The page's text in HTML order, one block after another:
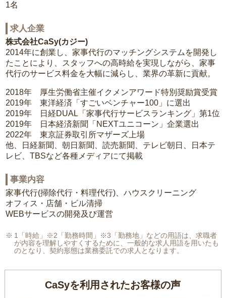
1名
求人企業
株式会社CaSy(カジー)
2014年に創業し、家事代行のマッチングシステムを開発し
たことにより、スタッフへの高時給を実現しながら、家事
代行のサービス料金を大幅に減らし、業界の革新に貢献。
2018年 厚生労働省主催イクメンアワード特別奨励賞受賞
2019年 東洋経済「すごいベンチャー100」に選出
2019年 日経DUAL「家事代行サービスランキング」第1位
2019年 日本経済新聞「NEXTユニコーン」企業選出
2022年 東京証券取引所マザーズ上場
他、日経新聞、朝日新聞、読売新聞、テレビ朝日、日本テ
レビ、TBSなど各種メディアにて掲載
事業内容
家事代行(掃除代行・料理代行)、ハウスクリーニング
オフィス・店舗・ビル清掃
WEBサービスの開発及び運営
1「時給」※2「勤務時間」※3「勤務地」などの用語は、求職者
が内容を理解しやすくするために、一般的な求人用語を用いたも
のとなり、契約形態は業務委託での求人となります。
CaSyを利用されたお客様の声